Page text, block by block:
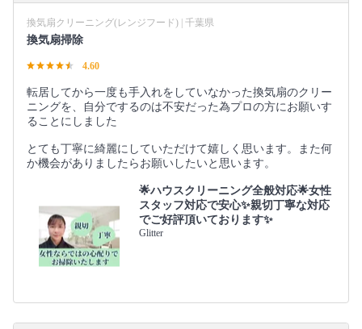
換気扇クリーニング(レンジフード) | 千葉県
換気扇掃除
4.60
転居してから一度も手入れをしていなかった換気扇のクリー
ニングを、自分でするのは不安だった為プロの方にお願いす
ることにしました
とても丁寧に綺麗にしていただけて嬉しく思います。また何
か機会がありましたらお願いしたいと思います。
🌟ハウスクリーニング全般対応🌟女性
スタッフ対応で安心✨親切丁寧な対応
でご好評頂いております✨
Glitter